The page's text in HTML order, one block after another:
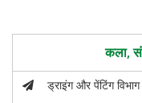
कला,
ड्राइंग और पेंटिंग विभाग